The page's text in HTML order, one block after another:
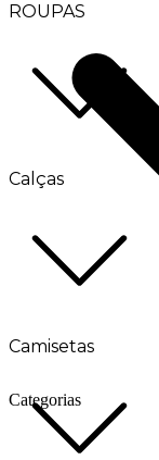
ROUPAS
Calças
Camisetas
Categorias